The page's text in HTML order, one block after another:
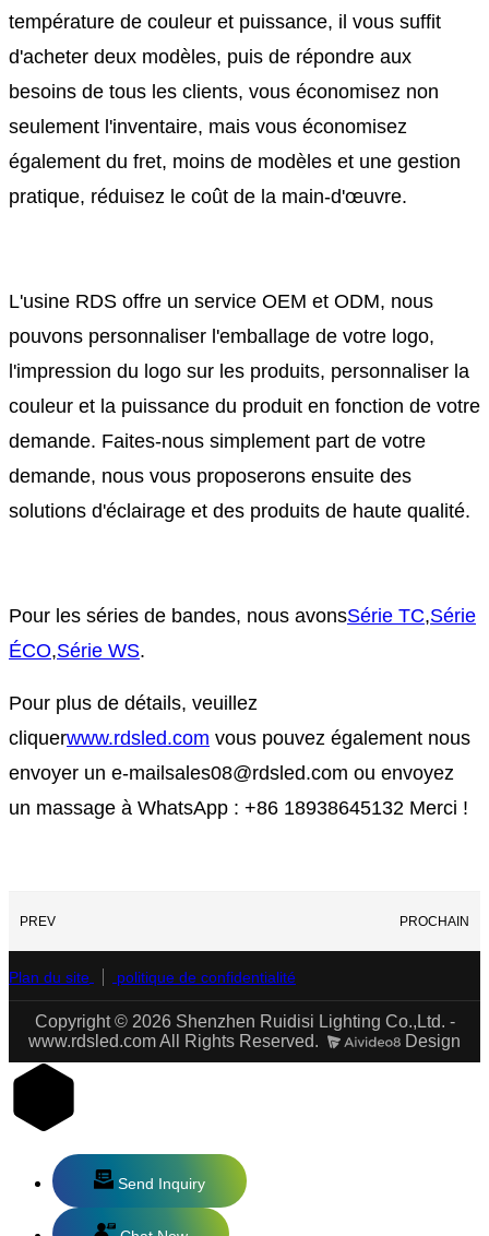
température de couleur et puissance, il vous suffit
d'acheter deux modèles, puis de répondre aux
besoins de tous les clients, vous économisez non
seulement l'inventaire, mais vous économisez
également du fret, moins de modèles et une gestion
pratique, réduisez le coût de la main-d'œuvre.
L'usine RDS offre un service OEM et ODM, nous
pouvons personnaliser l'emballage de votre logo,
l'impression du logo sur les produits, personnaliser la
couleur et la puissance du produit en fonction de votre
demande. Faites-nous simplement part de votre
demande, nous vous proposerons ensuite des
solutions d'éclairage et des produits de haute qualité.
Pour les séries de bandes, nous avonsSérie TC,Série
ÉCO,Série WS.
Pour plus de détails, veuillez
cliquerwww.rdsled.com vous pouvez également nous
envoyer un e-mailsales08@rdsled.com ou envoyez
un massage à WhatsApp : +86 18938645132 Merci !
PREV PROCHAIN
Plan du site politique de confidentialité
Copyright © 2026 Shenzhen Ruidisi Lighting Co.,Ltd. -
www.rdsled.com All Rights Reserved.
Design
Send Inquiry